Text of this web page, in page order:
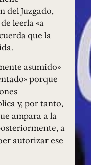
del Juzgado,
leerla «a
que la
asumido»
porque
y, por tanto,
ampara a la
a
autorizar ese